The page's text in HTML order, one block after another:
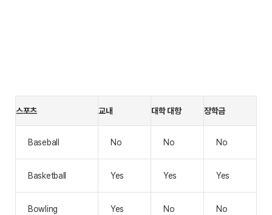
스포츠 교내 대학 대항 장학금
Baseball No No No
Basketball Yes Yes Yes
Bowling Yes No No